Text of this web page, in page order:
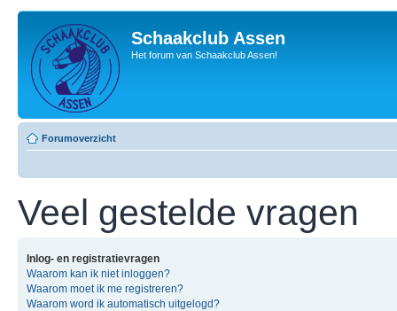
Schaakclub Assen
Het forum van Schaakclub Assen!
Forumoverzicht
Veel gestelde vragen
Inlog- en registratievragen
Waarom kan ik niet inloggen?
Waarom moet ik me registreren?
Waarom word ik automatisch uitgelogd?